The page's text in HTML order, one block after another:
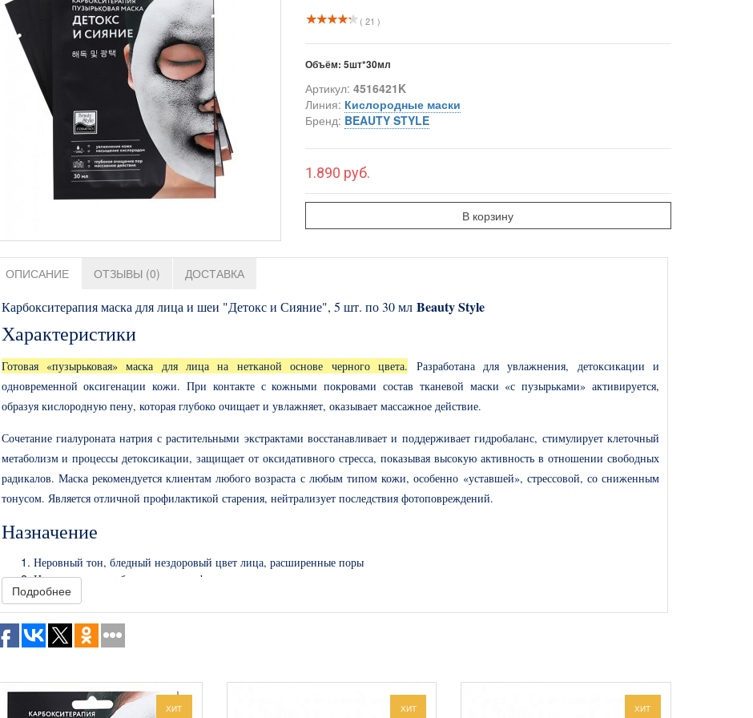
( 21 )
Объём: 5шт*30мл
Артикул: 4516421K
Линия: Кислородные маски
Бренд: BEAUTY STYLE
1.890 руб.
В корзину
ОПИСАНИЕ ОТЗЫВЫ (0) ДОСТАВКА
Карбокситерапия маска для лица и шеи "Детокс и Сияние", 5 шт. по 30 млBeauty Style
Характеристики
Готовая «пузырьковая» маска для лица на нетканой основе черного цвета. Разработана для увлажнения, детоксикации и
одновременной оксигенации кожи. При контакте с кожными покровами состав тканевой маски «с пузырьками» активируется,
образуя кислородную пену, которая глубоко очищает и увлажняет, оказывает массажное действие.
Сочетание гиалуроната натрия с растительными экстрактами восстанавливает и поддерживает гидробаланс, стимулирует клеточный
метаболизм и процессы детоксикации, защищает от оксидативного стресса, показывая высокую активность в отношении свободных
радикалов. Маска рекомендуется клиентам любого возраста с любым типом кожи, особенно «уставшей», стрессовой, со сниженным
тонусом. Является отличной профилактикой старения, нейтрализует последствия фотоповреждений.
Назначение
Неровный тон, бледный нездоровый цвет лица, расширенные поры
Нарушение гидробаланса, дискомфорт, кожа «в стрессе»
Жители мегаполисов и экологически неблагоприятных районов
Профилактика раннего старения
Активные компоненты и действие
радикалов, сдерживает развитие воспалительных и возрастных процессов, уменьшает выраженность морщин. Способствует
Подробнее
ХИТ ХИТ ХИТ